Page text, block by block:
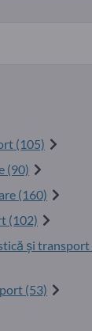
(105)
(90)
(160)
(102)
și transport
(53)